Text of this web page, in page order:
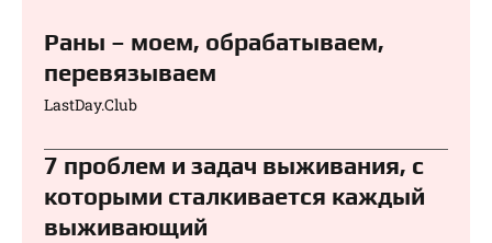
Раны – моем, обрабатываем,
перевязываем⁠⁠
LastDay.Club
7 проблем и задач выживания, с
которыми сталкивается каждый
выживающий